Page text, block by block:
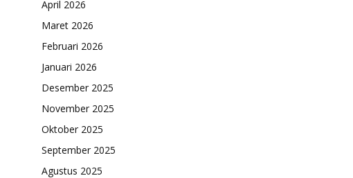
April 2026
Maret 2026
Februari 2026
Januari 2026
Desember 2025
November 2025
Oktober 2025
September 2025
Agustus 2025